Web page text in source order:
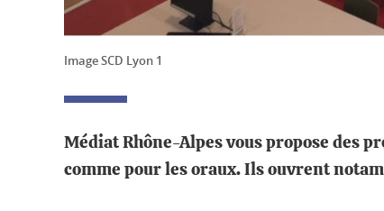
Image SCD Lyon 1
Médiat Rhône-Alpes vous propose des
comme pour les oraux. Ils ouvrent